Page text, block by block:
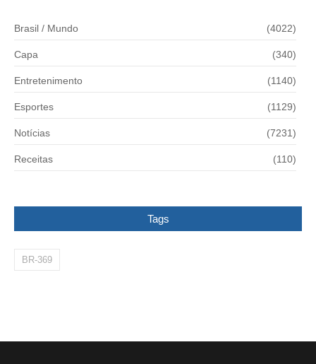
Brasil / Mundo (4022)
Capa (340)
Entretenimento (1140)
Esportes (1129)
Notícias (7231)
Receitas (110)
Tags
BR-369